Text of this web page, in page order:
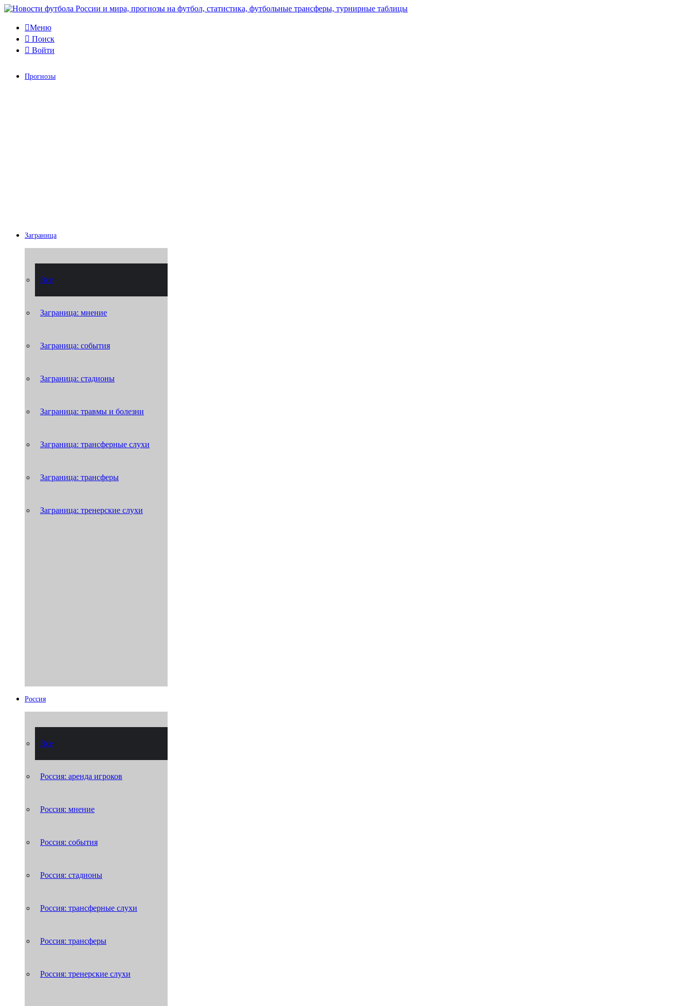
Меню
Поиск
Войти
Прогнозы
Заграница
Все
Заграница: мнение
Заграница: события
Заграница: стадионы
Заграница: травмы и болезни
Заграница: трансферные слухи
Заграница: трансферы
Заграница: тренерские слухи
Россия
Все
Россия: аренда игроков
Россия: мнение
Россия: события
Россия: стадионы
Россия: трансферные слухи
Россия: трансферы
Россия: тренерские слухи